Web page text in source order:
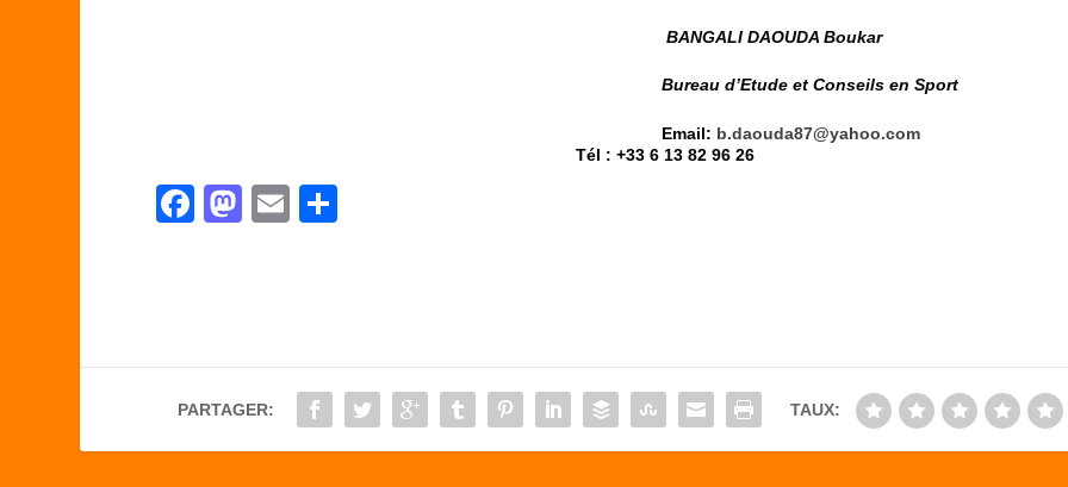
BANGALI DAOUDA Boukar
Bureau d’Etude et Conseils en Sport
Email: b.daouda87@yahoo.com
Tél : +33 6 13 82 96 26
F
b
o
M
d
o
E
er
PARTAGER: TAUX: